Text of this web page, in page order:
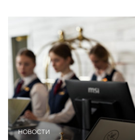
НОВОСТИ